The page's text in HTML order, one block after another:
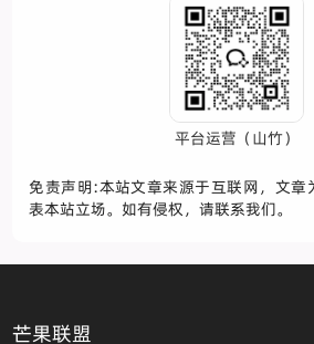
平台运营（山竹）
免责声明:本站文章来源于互联网，文章
表本站立场。如有侵权，请联系我们。
芒果联盟